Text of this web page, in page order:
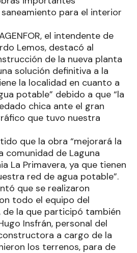
para el interior
el intendente de
Lemos, destacó al
de la nueva planta
solución definitiva a la
la localidad en cuanto a
potable” debido a que “la
chica ante el gran
que tuvo nuestra
que la obra “mejorará la
comunidad de Laguna
La Primavera, ya que tienen
red de agua potable”.
que se realizaron
todo el equipo del
de la que participó también
Insfrán, personal del
a cargo de la
los terrenos, para de